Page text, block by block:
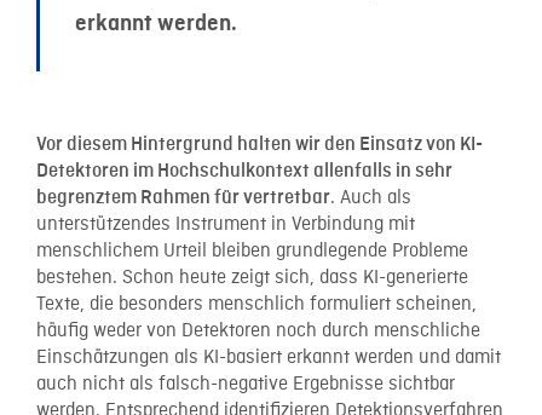
erkannt werden.
Vor diesem Hintergrund halten wir den Einsatz von KI-
Detektoren im Hochschulkontext allenfalls in sehr
begrenztem Rahmen für vertretbar. Auch als
unterstützendes Instrument in Verbindung mit
menschlichem Urteil bleiben grundlegende Probleme
bestehen. Schon heute zeigt sich, dass KI-generierte
Texte, die besonders menschlich formuliert scheinen,
häufig weder von Detektoren noch durch menschliche
Einschätzungen als KI-basiert erkannt werden und damit
auch nicht als falsch-negative Ergebnisse sichtbar